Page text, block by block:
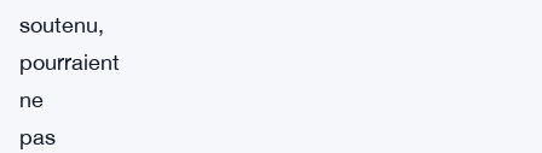
soutenu,
pourraient
ne
pas